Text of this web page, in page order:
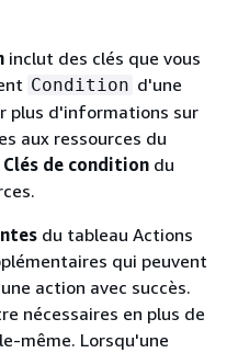
inclut des clés que vous
Condition d'une
plus d'informations sur
aux ressources du
Clés de condition du
du tableau Actions
qui peuvent
action avec succès.
nécessaires en plus de
même. Lorsqu'une